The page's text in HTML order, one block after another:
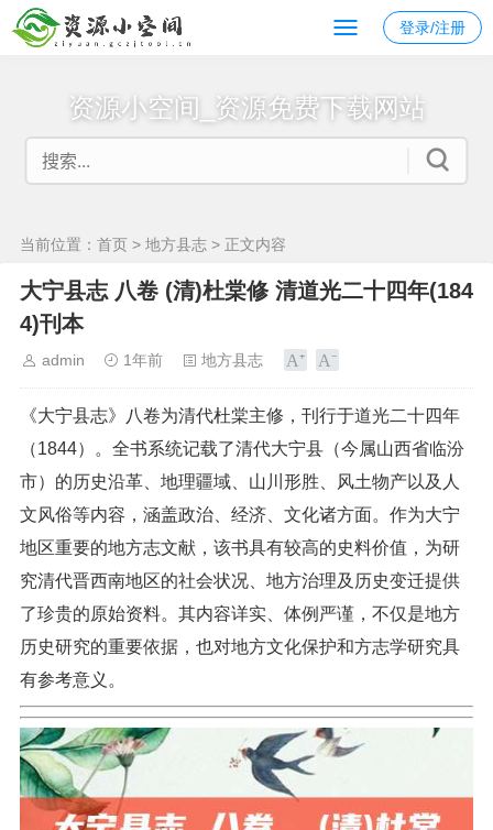
登录/注册
资源小空间_资源免费下载网站
当前位置： 首页 > 地方县志 > 正文内容
大宁县志 八卷 (清)杜棠修 清道光二十四年(184
4)刊本
admin 1年前 地方县志
《大宁县志》八卷为清代杜棠主修，刊行于道光二十四年
（1844）。全书系统记载了清代大宁县（今属山西省临汾
市）的历史沿革、地理疆域、山川形胜、风土物产以及人
文风俗等内容，涵盖政治、经济、文化诸方面。作为大宁
地区重要的地方志文献，该书具有较高的史料价值，为研
究清代晋西南地区的社会状况、地方治理及历史变迁提供
了珍贵的原始资料。其内容详实、体例严谨，不仅是地方
历史研究的重要依据，也对地方文化保护和方志学研究具
有参考意义。